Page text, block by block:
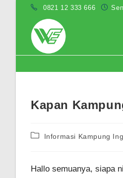
0821 12 333 666
Kapan
PostInformasi Kampung
Hallo semuanya, siapa